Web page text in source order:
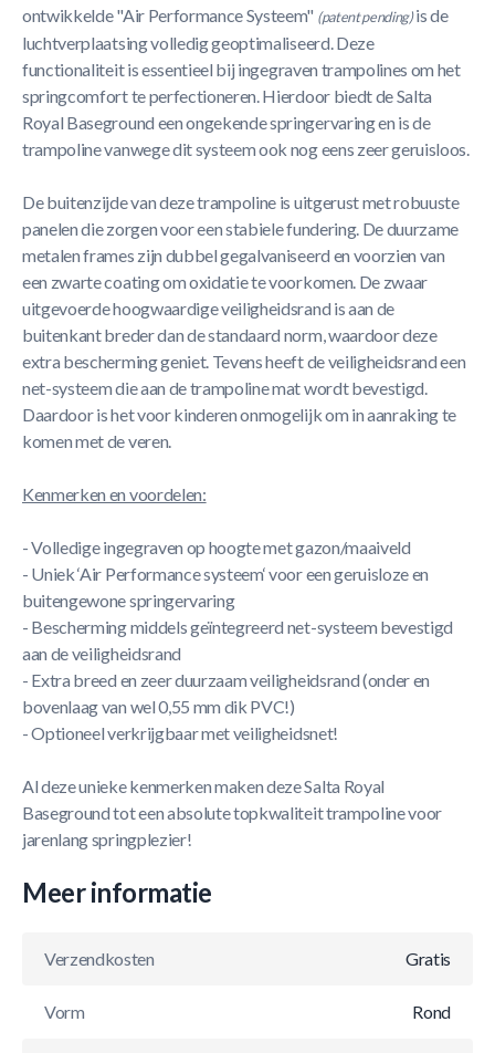
ontwikkelde "Air Performance Systeem" (patent pending)is de
luchtverplaatsing volledig geoptimaliseerd. Deze
functionaliteit is essentieel bij ingegraven trampolines om het
springcomfort te perfectioneren. Hierdoor biedt de Salta
Royal Baseground een ongekende springervaring en is de
trampoline vanwege dit systeem ook nog eens zeer geruisloos.
De buitenzijde van deze trampoline is uitgerust met robuuste
panelen die zorgen voor een stabiele fundering. De duurzame
metalen frames zijn dubbel gegalvaniseerd en voorzien van
een zwarte coating om oxidatie te voorkomen. De zwaar
uitgevoerde hoogwaardige veiligheidsrand is aan de
buitenkant breder dan de standaard norm, waardoor deze
extra bescherming geniet. Tevens heeft de veiligheidsrand een
net-systeem die aan de trampoline mat wordt bevestigd.
Daardoor is het voor kinderen onmogelijk om in aanraking te
komen met de veren.
Kenmerken en voordelen:
- Volledige ingegraven op hoogte met gazon/maaiveld
- Uniek ‘Air Performance systeem‘ voor een geruisloze en
buitengewone springervaring
- Bescherming middels geïntegreerd net-systeem bevestigd
aan de veiligheidsrand
- Extra breed en zeer duurzaam veiligheidsrand (onder en
bovenlaag van wel 0,55 mm dik PVC!)
- Optioneel verkrijgbaar met veiligheidsnet!
Al deze unieke kenmerken maken deze Salta Royal
Baseground tot een absolute topkwaliteit trampoline voor
jarenlang springplezier!
Meer informatie
Verzendkosten Gratis
Vorm Rond